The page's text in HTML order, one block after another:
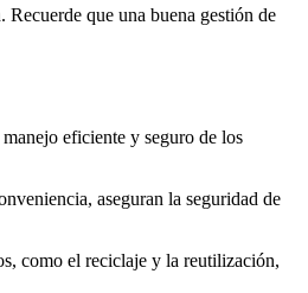
que una buena gestión de
eficiente y seguro de los
aseguran la seguridad de
como el reciclaje y la reutilización,